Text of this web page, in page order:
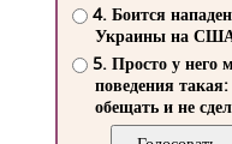
4. Боится
Украины на
5. Просто у него
поведения такая:
обещать и не